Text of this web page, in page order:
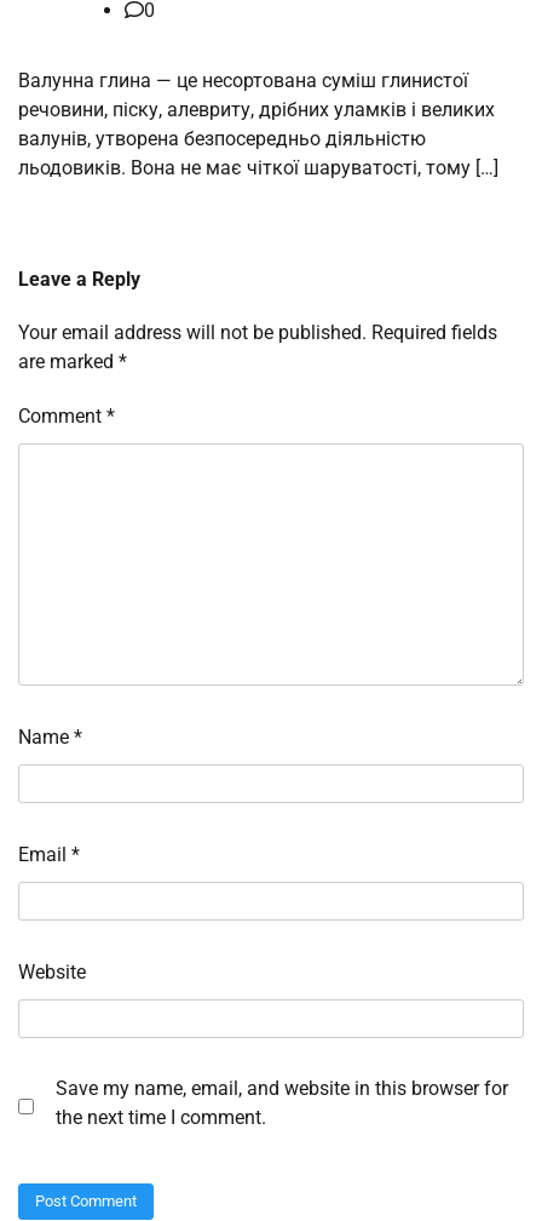
0
Валунна глина — це несортована суміш глинистої
речовини, піску, алевриту, дрібних уламків і великих
валунів, утворена безпосередньо діяльністю
льодовиків. Вона не має чіткої шаруватості, тому […]
Leave a Reply
Your email address will not be published. Required fields
are marked *
Comment *
Name *
Email *
Website
Save my name, email, and website in this browser for
the next time I comment.